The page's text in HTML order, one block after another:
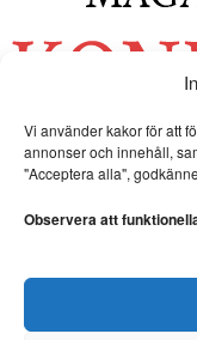
Vi använder kakor för att
annonser och innehåll,
"Acceptera alla",
Observera att